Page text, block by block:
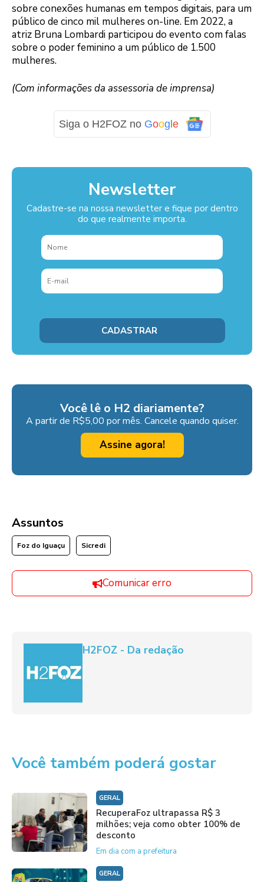
sobre conexões humanas em tempos digitais, para um
público de cinco mil mulheres on-line. Em 2022, a
atriz Bruna Lombardi participou do evento com falas
sobre o poder feminino a um público de 1.500
mulheres.
(Com informações da assessoria de imprensa)
Siga o H2FOZ no Google
Newsletter
Cadastre-se na nossa newsletter e fique por dentro
do que realmente importa.
Você lê o H2 diariamente?
A partir de R$5,00 por mês. Cancele quando quiser.
Assine agora!
Assuntos
Foz do Iguaçu Sicredi
Comunicar erro
H2FOZ - Da redação
Você também poderá gostar
GERAL
RecuperaFoz ultrapassa R$ 3
milhões; veja como obter 100% de
desconto
Em dia com a prefeitura
GERAL